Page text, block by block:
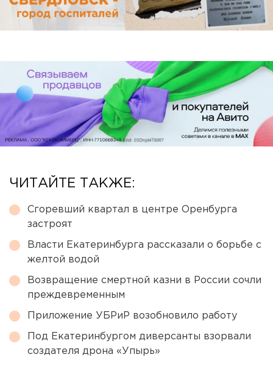
ЧИТАЙТЕ ТАКЖЕ:
Сгоревший квартал в центре Оренбурга
застроят
Власти Екатеринбурга рассказали о борьбе с
желтой водой
Возвращение смертной казни в России сочли
преждевременным
Приложение УБРиР возобновило работу
Под Екатеринбургом диверсанты взорвали
создателя дрона «Упырь»